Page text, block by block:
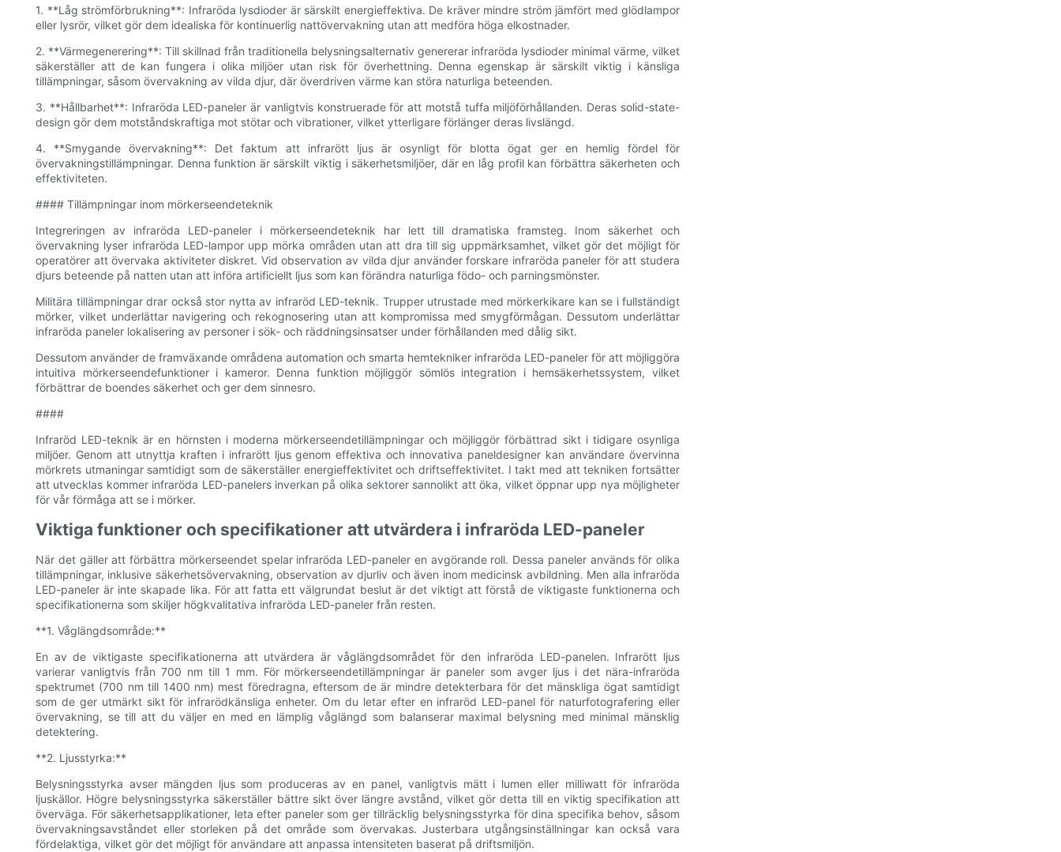
1. **Låg strömförbrukning**: Infraröda lysdioder är särskilt energieffektiva. De kräver mindre ström jämfört med glödlampor
eller lysrör, vilket gör dem idealiska för kontinuerlig nattövervakning utan att medföra höga elkostnader.
2. **Värmegenerering**: Till skillnad från traditionella belysningsalternativ genererar infraröda lysdioder minimal värme, vilket
säkerställer att de kan fungera i olika miljöer utan risk för överhettning. Denna egenskap är särskilt viktig i känsliga
tillämpningar, såsom övervakning av vilda djur, där överdriven värme kan störa naturliga beteenden.
3. **Hållbarhet**: Infraröda LED-paneler är vanligtvis konstruerade för att motstå tuffa miljöförhållanden. Deras solid-state-
design gör dem motståndskraftiga mot stötar och vibrationer, vilket ytterligare förlänger deras livslängd.
4. **Smygande övervakning**: Det faktum att infrarött ljus är osynligt för blotta ögat ger en hemlig fördel för
övervakningstillämpningar. Denna funktion är särskilt viktig i säkerhetsmiljöer, där en låg profil kan förbättra säkerheten och
effektiviteten.
#### Tillämpningar inom mörkerseendeteknik
Integreringen av infraröda LED-paneler i mörkerseendeteknik har lett till dramatiska framsteg. Inom säkerhet och
övervakning lyser infraröda LED-lampor upp mörka områden utan att dra till sig uppmärksamhet, vilket gör det möjligt för
operatörer att övervaka aktiviteter diskret. Vid observation av vilda djur använder forskare infraröda paneler för att studera
djurs beteende på natten utan att införa artificiellt ljus som kan förändra naturliga födo- och parningsmönster.
Militära tillämpningar drar också stor nytta av infraröd LED-teknik. Trupper utrustade med mörkerkikare kan se i fullständigt
mörker, vilket underlättar navigering och rekognosering utan att kompromissa med smygförmågan. Dessutom underlättar
infraröda paneler lokalisering av personer i sök- och räddningsinsatser under förhållanden med dålig sikt.
Dessutom använder de framväxande områdena automation och smarta hemtekniker infraröda LED-paneler för att möjliggöra
intuitiva mörkerseendefunktioner i kameror. Denna funktion möjliggör sömlös integration i hemsäkerhetssystem, vilket
förbättrar de boendes säkerhet och ger dem sinnesro.
####
Infraröd LED-teknik är en hörnsten i moderna mörkerseendetillämpningar och möjliggör förbättrad sikt i tidigare osynliga
miljöer. Genom att utnyttja kraften i infrarött ljus genom effektiva och innovativa paneldesigner kan användare övervinna
mörkrets utmaningar samtidigt som de säkerställer energieffektivitet och driftseffektivitet. I takt med att tekniken fortsätter
att utvecklas kommer infraröda LED-panelers inverkan på olika sektorer sannolikt att öka, vilket öppnar upp nya möjligheter
för vår förmåga att se i mörker.
Viktiga funktioner och specifikationer att utvärdera i infraröda LED-paneler
När det gäller att förbättra mörkerseendet spelar infraröda LED-paneler en avgörande roll. Dessa paneler används för olika
tillämpningar, inklusive säkerhetsövervakning, observation av djurliv och även inom medicinsk avbildning. Men alla infraröda
LED-paneler är inte skapade lika. För att fatta ett välgrundat beslut är det viktigt att förstå de viktigaste funktionerna och
specifikationerna som skiljer högkvalitativa infraröda LED-paneler från resten.
**1. Våglängdsområde:**
En av de viktigaste specifikationerna att utvärdera är våglängdsområdet för den infraröda LED-panelen. Infrarött ljus
varierar vanligtvis från 700 nm till 1 mm. För mörkerseendetillämpningar är paneler som avger ljus i det nära-infraröda
spektrumet (700 nm till 1400 nm) mest föredragna, eftersom de är mindre detekterbara för det mänskliga ögat samtidigt
som de ger utmärkt sikt för infrarödkänsliga enheter. Om du letar efter en infraröd LED-panel för naturfotografering eller
övervakning, se till att du väljer en med en lämplig våglängd som balanserar maximal belysning med minimal mänsklig
detektering.
**2. Ljusstyrka:**
Belysningsstyrka avser mängden ljus som produceras av en panel, vanligtvis mätt i lumen eller milliwatt för infraröda
ljuskällor. Högre belysningsstyrka säkerställer bättre sikt över längre avstånd, vilket gör detta till en viktig specifikation att
överväga. För säkerhetsapplikationer, leta efter paneler som ger tillräcklig belysningsstyrka för dina specifika behov, såsom
övervakningsavståndet eller storleken på det område som övervakas. Justerbara utgångsinställningar kan också vara
fördelaktiga, vilket gör det möjligt för användare att anpassa intensiteten baserat på driftsmiljön.